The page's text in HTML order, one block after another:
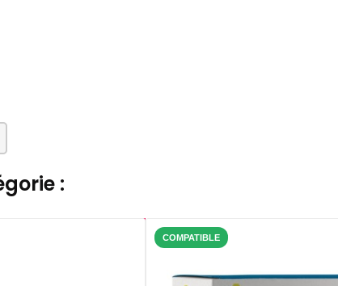
:
COMPATIBLE